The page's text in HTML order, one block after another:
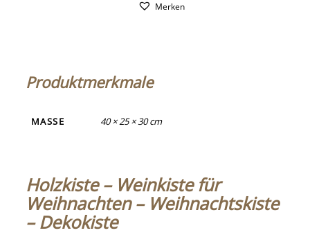
Merken
Produktmerkmale
MASSE 40 × 25 × 30 cm
Holzkiste – Weinkiste für
Weihnachten – Weihnachtskiste
– Dekokiste